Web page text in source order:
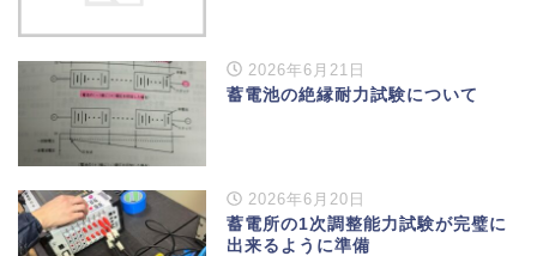
2026年6月21日
蓄電池の絶縁耐力試験について
2026年6月20日
蓄電所の1次調整能力試験が完璧に
出来るように準備